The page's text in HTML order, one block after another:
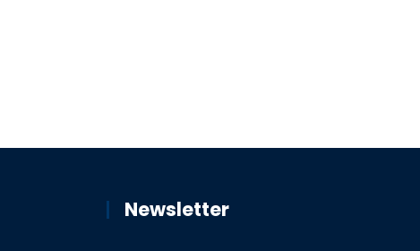
Newsletter